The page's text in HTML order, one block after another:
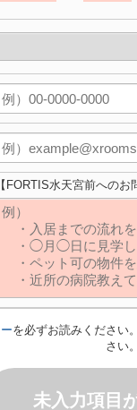
【FORTIS水天宮前へのお
を必ずお読みください
さい。
未入力項目